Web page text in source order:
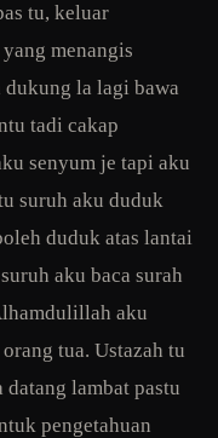
tu, keluar
menangis
la lagi bawa
tadi cakap
senyum je tapi aku
suruh aku duduk
duduk atas lantai
aku baca surah
aku
tua. Ustazah tu
lambat pastu
pengetahuan